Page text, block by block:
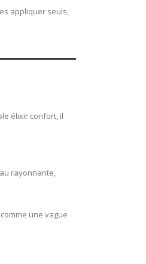
appliquer seuls,
élixir confort, il
rayonnante,
comme une vague